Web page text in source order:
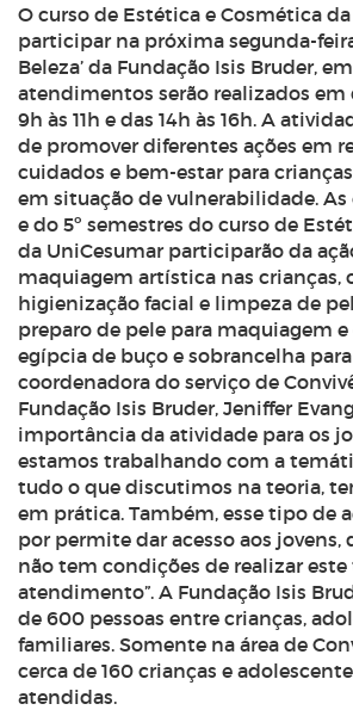
O curso de Estética e Cosmética
participar na próxima segunda-
Beleza’ da Fundação Isis Bruder,
atendimentos serão realizados em
9h às 11h e das 14h às 16h. A
de promover diferentes ações em
cuidados e bem-estar para
em situação de vulnerabilidade. As
e do 5º semestres do curso de
da UniCesumar participarão da
maquiagem artística nas crianças,
higienização facial e limpeza de
preparo de pele para maquiagem
egípcia de buço e sobrancelha
coordenadora do serviço de
Fundação Isis Bruder, Jeniffer
importância da atividade para os
estamos trabalhando com a
tudo o que discutimos na teoria,
em prática. Também, esse tipo de
por permite dar acesso aos jovens,
não tem condições de realizar
atendimento”. A Fundação Isis
de 600 pessoas entre crianças,
familiares. Somente na área de
cerca de 160 crianças e
atendidas.